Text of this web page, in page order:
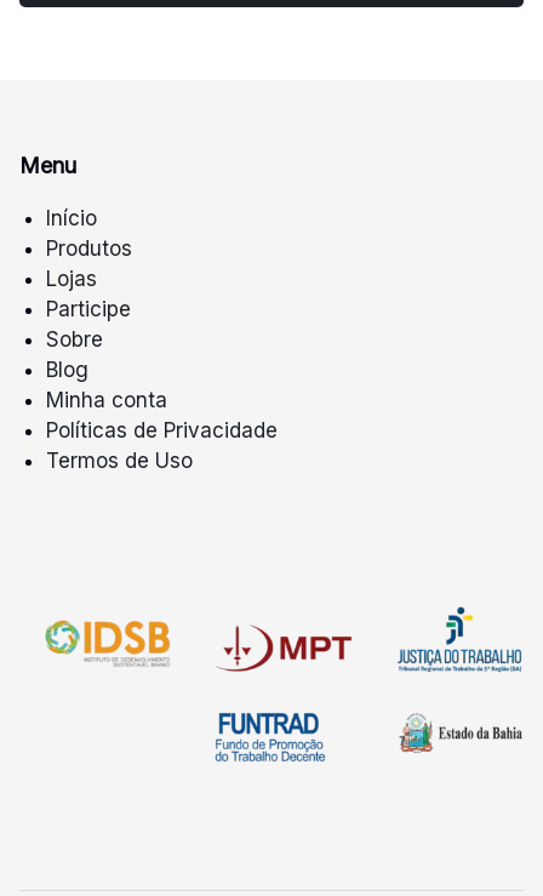
Menu
Início
Produtos
Lojas
Participe
Sobre
Blog
Minha conta
Políticas de Privacidade
Termos de Uso